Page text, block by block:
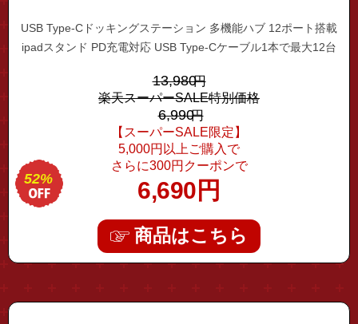
USB Type-Cドッキングステーション 多機能ハブ 12ポート搭載
ipadスタンド PD充電対応 USB Type-Cケーブル1本で最大12台
出力 USB3.0×3ポート SD/MicroSD両方対応
13,980円
楽天スーパーSALE特別価格
6,990円
【スーパーSALE限定】
5,000円以上ご購入で
さらに300円クーポンで
6,690 円
52%
商品はこちら
"mic-typec01"